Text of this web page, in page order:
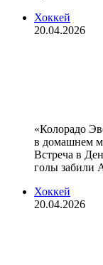
Хоккей
20.04.2026
«Колорадо
в домашнем
Встреча в
голы забили
Хоккей
20.04.2026